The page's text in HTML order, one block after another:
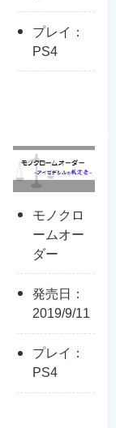
プレイ：
PS4
モノクロ
ームオー
ダー
発売日：
2019/9/11
プレイ：
PS4